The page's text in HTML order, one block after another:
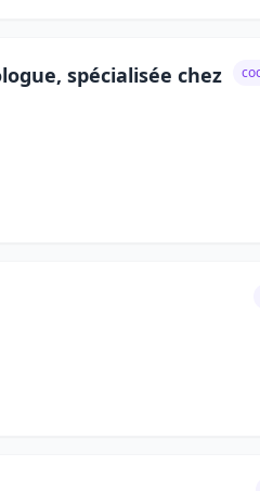
spécialisée chez